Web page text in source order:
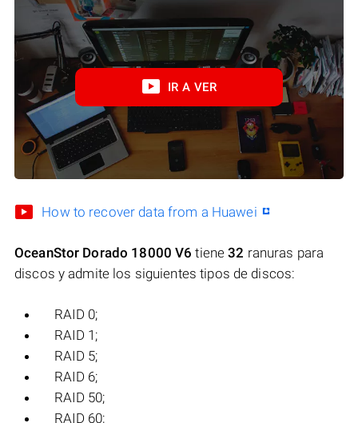
IR A VER
How to recover data from a Huawei
OceanStor Dorado 18000 V6 tiene32 ranuras para
discos y admite los siguientes tipos de discos:
RAID 0;
RAID 1;
RAID 5;
RAID 6;
RAID 50;
RAID 60;